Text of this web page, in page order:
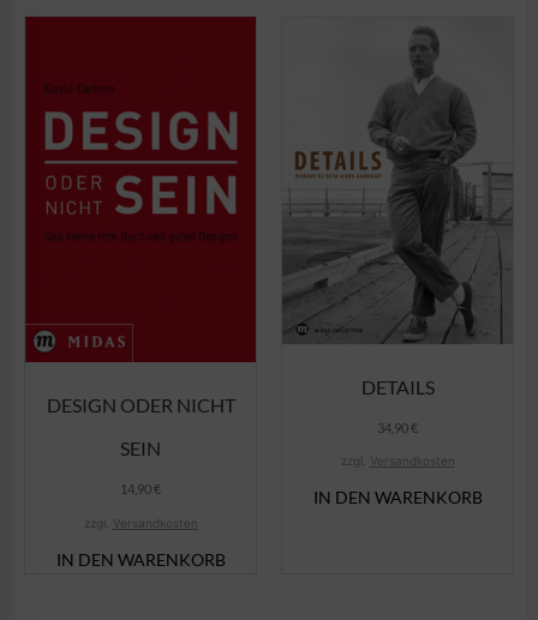
DESIGN ODER NICHT
SEIN
14,90€
zzgl. Versandkosten
IN DEN WARENKORB
DETAILS
34,90€
zzgl. Versandkosten
IN DEN WARENKORB